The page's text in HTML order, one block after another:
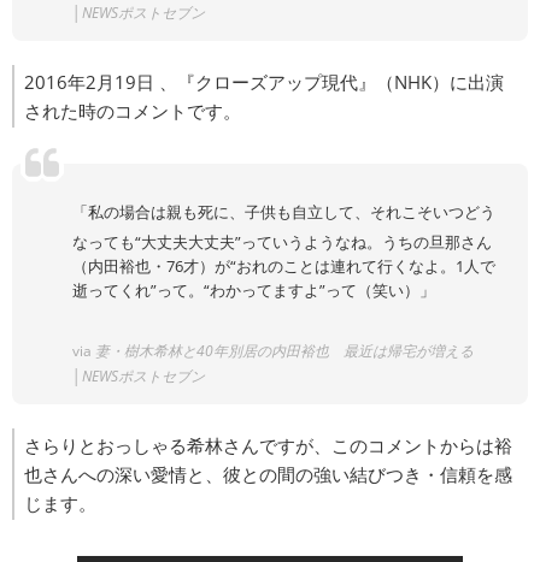
│NEWSポストセブン
2016年2月19日 、『クローズアップ現代』（NHK）に出演
された時のコメントです。
「私の場合は親も死に、子供も自立して、それこそいつどう
なっても“大丈夫大丈夫”っていうようなね。うちの旦那さん
（内田裕也・76才）が“おれのことは連れて行くなよ。1人で
逝ってくれ”って。“わかってますよ”って（笑い）」
via 妻・樹木希林と40年別居の内田裕也 最近は帰宅が増える
│NEWSポストセブン
さらりとおっしゃる希林さんですが、このコメントからは裕
也さんへの深い愛情と、彼との間の強い結びつき・信頼を感
じます。